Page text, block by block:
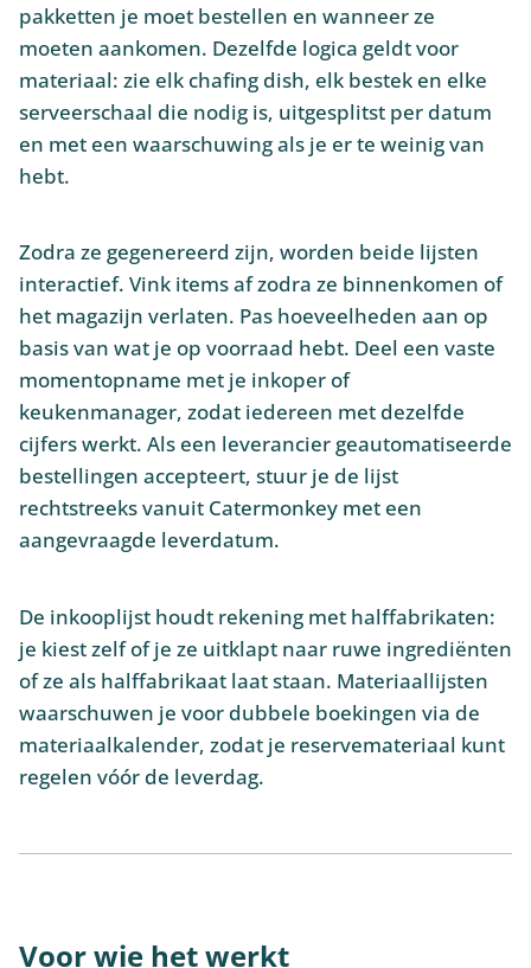
pakketten je moet bestellen en wanneer ze
moeten aankomen. Dezelfde logica geldt voor
materiaal: zie elk chafing dish, elk bestek en elke
serveerschaal die nodig is, uitgesplitst per datum
en met een waarschuwing als je er te weinig van
hebt.
Zodra ze gegenereerd zijn, worden beide lijsten
interactief. Vink items af zodra ze binnenkomen of
het magazijn verlaten. Pas hoeveelheden aan op
basis van wat je op voorraad hebt. Deel een vaste
momentopname met je inkoper of
keukenmanager, zodat iedereen met dezelfde
cijfers werkt. Als een leverancier geautomatiseerde
bestellingen accepteert, stuur je de lijst
rechtstreeks vanuit Catermonkey met een
aangevraagde leverdatum.
De inkooplijst houdt rekening met halffabrikaten:
je kiest zelf of je ze uitklapt naar ruwe ingrediënten
of ze als halffabrikaat laat staan. Materiaallijsten
waarschuwen je voor dubbele boekingen via de
materiaalkalender, zodat je reservemateriaal kunt
regelen vóór de leverdag.
Voor wie het werkt